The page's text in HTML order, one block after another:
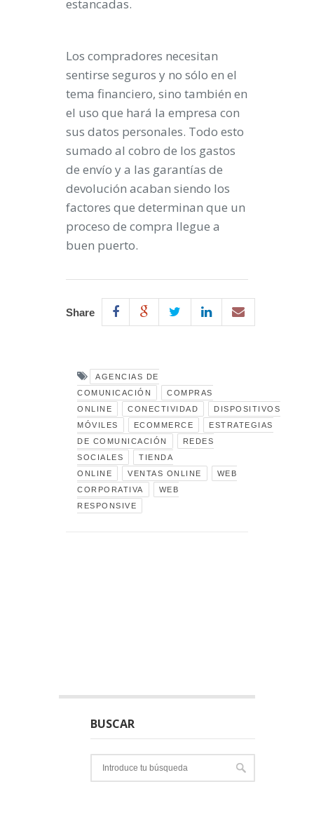
estancadas.
Los compradores necesitan
sentirse seguros y no sólo en el
tema financiero, sino también en
el uso que hará la empresa con
sus datos personales. Todo esto
sumado al cobro de los gastos
de envío y a las garantías de
devolución acaban siendo los
factores que determinan que un
proceso de compra llegue a
buen puerto.
Share
AGENCIAS DE
COMUNICACIÓN
COMPRAS
ONLINE
CONECTIVIDAD
DISPOSITIVOS
MÓVILES
ECOMMERCE
ESTRATEGIAS
DE COMUNICACIÓN
REDES
SOCIALES
TIENDA
ONLINE
VENTAS ONLINE
WEB
CORPORATIVA
WEB
RESPONSIVE
BUSCAR